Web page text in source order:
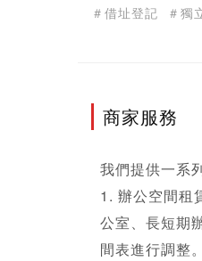
＃借址登記 ＃獨
商家服務
我們提供一系
1. 辦公空間租
公室、長短期
間表進行調整。